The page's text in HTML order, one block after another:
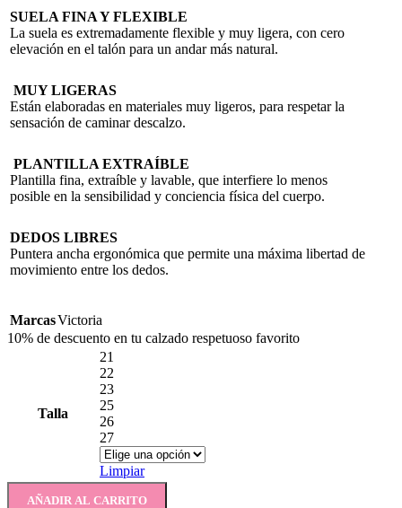
SUELA FINA Y FLEXIBLE
La suela es extremadamente flexible y muy ligera, con cero
elevación en el talón para un andar más natural.
MUY LIGERAS
Están elaboradas en materiales muy ligeros, para respetar la
sensación de caminar descalzo.
PLANTILLA EXTRAÍBLE
Plantilla fina, extraíble y lavable, que interfiere lo menos
posible en la sensibilidad y conciencia física del cuerpo.
DEDOS LIBRES
Puntera ancha ergonómica que permite una máxima libertad de
movimiento entre los dedos.
MarcasVictoria
10% de descuento en tu calzado respetuoso favorito
Talla
21
22
23
25
26
27
Limpiar
AÑADIR AL CARRITO